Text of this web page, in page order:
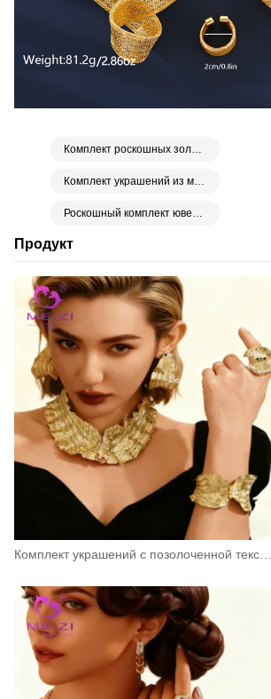
Продукт
Комплект роскошных золотых украшений с сетчатым плетением
Комплект украшений из металлической сетки с позолотой
Роскошный комплект ювелирных изделий